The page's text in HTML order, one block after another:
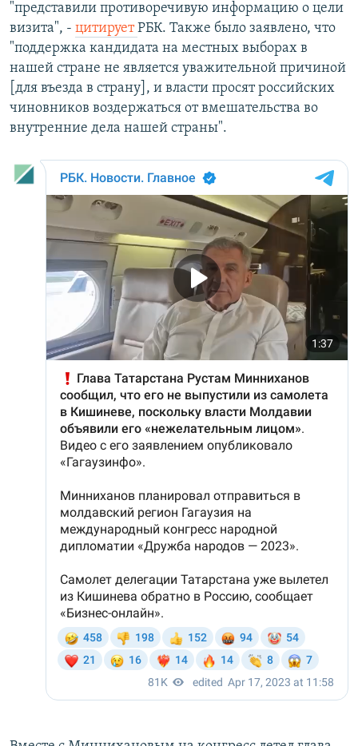
"представили противоречивую информацию о цели
визита", - цитируетРБК. Также было заявлено, что
"поддержка кандидата на местных выборах в
нашей стране не является уважительной причиной
[для въезда в страну], и власти просят российских
чиновников воздержаться от вмешательства во
внутренние дела нашей страны".